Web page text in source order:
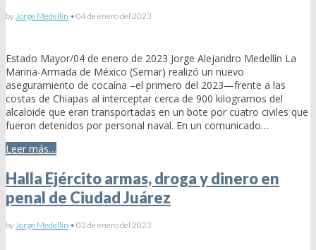
byJorge Medellin • 04 de enero del 2023
Estado Mayor/04 de enero de 2023 Jorge Alejandro Medellín La
Marina-Armada de México (Semar) realizó un nuevo
aseguramiento de cocaína –el primero del 2023—frente a las
costas de Chiapas al interceptar cerca de 900 kilogramos del
alcaloide que eran transportadas en un bote por cuatro civiles que
fueron detenidos por personal naval. En un comunicado…
Leer más…
Halla Ejército armas, droga y dinero en
penal de Ciudad Juárez
by Jorge Medellin • 03 de enero del 2023